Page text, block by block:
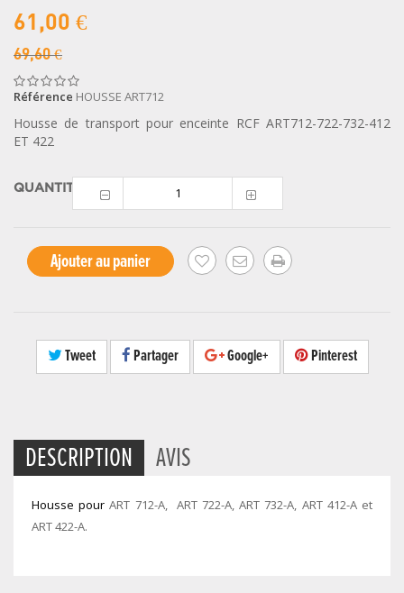
61,00 €
69,60 €
Référence HOUSSE ART712
Housse de transport pour enceinte RCF ART712-722-732-412
ET 422
QUANTITÉ
Ajouter au panier
Tweet Partager Google+ Pinterest
DESCRIPTION AVIS
Housse pourART 712-A, ART 722-A, ART 732-A, ART 412-A et
ART 422-A.